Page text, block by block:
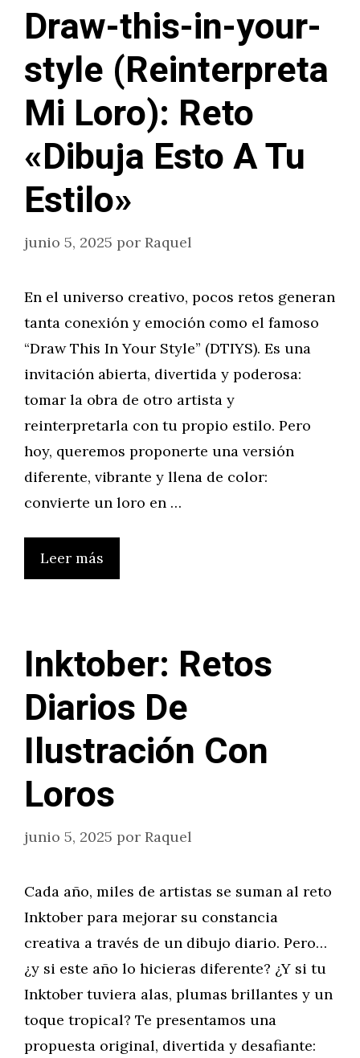
Draw-this-in-your-
style (Reinterpreta
Mi Loro): Reto
«Dibuja Esto A Tu
Estilo»
junio 5, 2025 por Raquel
En el universo creativo, pocos retos generan
tanta conexión y emoción como el famoso
“Draw This In Your Style” (DTIYS). Es una
invitación abierta, divertida y poderosa:
tomar la obra de otro artista y
reinterpretarla con tu propio estilo. Pero
hoy, queremos proponerte una versión
diferente, vibrante y llena de color:
convierte un loro en …
Leer más
Inktober: Retos
Diarios De
Ilustración Con
Loros
junio 5, 2025 por Raquel
Cada año, miles de artistas se suman al reto
Inktober para mejorar su constancia
creativa a través de un dibujo diario. Pero…
¿y si este año lo hicieras diferente? ¿Y si tu
Inktober tuviera alas, plumas brillantes y un
toque tropical? Te presentamos una
propuesta original, divertida y desafiante: